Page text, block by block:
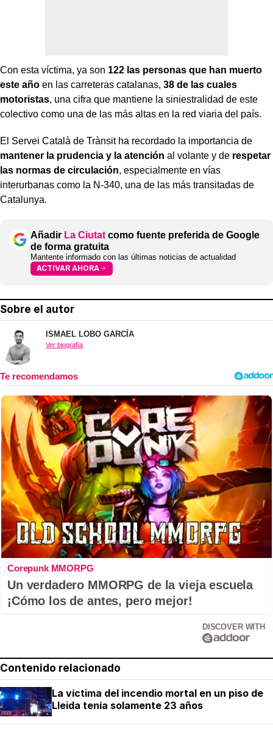
Con esta víctima, ya son 122 las personas que han muerto
este año en las carreteras catalanas, 38 de las cuales
motoristas, una cifra que mantiene la siniestralidad de este
colectivo como una de las más altas en la red viaria del país.
El Servei Català de Trànsit ha recordado la importancia de
mantener la prudencia y la atención al volante y de respetar
las normas de circulación, especialmente en vías
interurbanas como la N-340, una de las más transitadas de
Catalunya.
Añadir La Ciutat como fuente preferida de Google
de forma gratuita
Mantente informado con las últimas noticias de actualidad
ACTIVAR AHORA
Sobre el autor
ISMAEL LOBO GARCÍA
Ver biografía
Corepunk MMORPG
Un verdadero MMORPG de la vieja escuela
¡Cómo los de antes, pero mejor!
DISCOVER WITH
Contenido relacionado
La víctima del incendio mortal en un piso de
Lleida tenía solamente 23 años